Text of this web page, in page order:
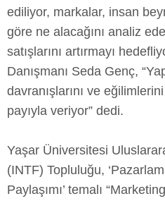
ediliyor, markalar, insan
göre ne alacağını analiz
satışlarını artırmayı
Danışmanı Seda Genç,
davranışlarını ve
payıyla veriyor” dedi.
Yaşar Üniversitesi
(INTF) Topluluğu,
Paylaşımı’ temalı